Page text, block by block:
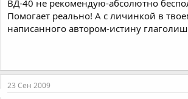
ВД-40 не рекомендую-абсолютно
Помогает реально! А с личинкой в
написанного автором-истину
23 Сен 2009